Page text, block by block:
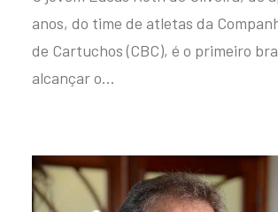
anos, do time de atletas da
de Cartuchos (CBC), é o primeiro
alcançar o…